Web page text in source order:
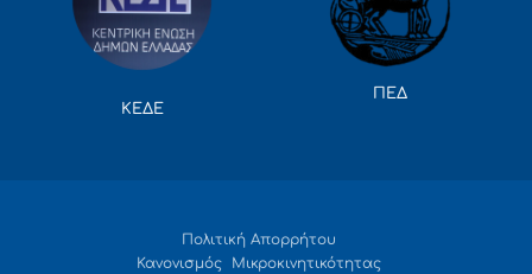
ΚΕΔΕ
ΠΕΔ
Πολιτική Απορρήτου
Κανονισμός Μικροκινητικότητας